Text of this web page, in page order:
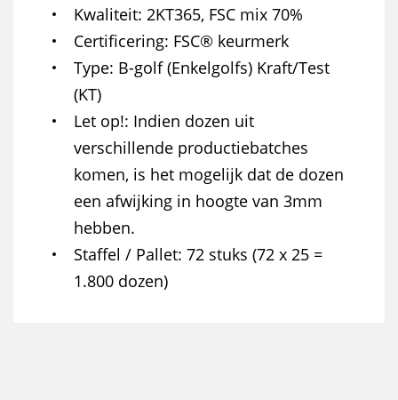
Kwaliteit 2KT365, FSC mix 70%
Certificering FSC® keurmerk
Type B-golf (Enkelgolfs) Kraft/Test
(KT)
Let op! Indien dozen uit
verschillende productiebatches
komen, is het mogelijk dat de dozen
een afwijking in hoogte van 3mm
hebben.
Staffel / Pallet 72 stuks (72 x 25 =
1.800 dozen)